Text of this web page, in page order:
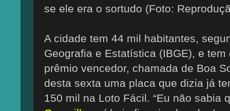
se ele era o sortudo (Foto:
A cidade tem 44 mil habitantes,
Geografia e Estatística (IBGE), e
prêmio vencedor, chamada de Boa
desta sexta uma placa que dizia já
150 mil na Loto Fácil. “Eu não sabia